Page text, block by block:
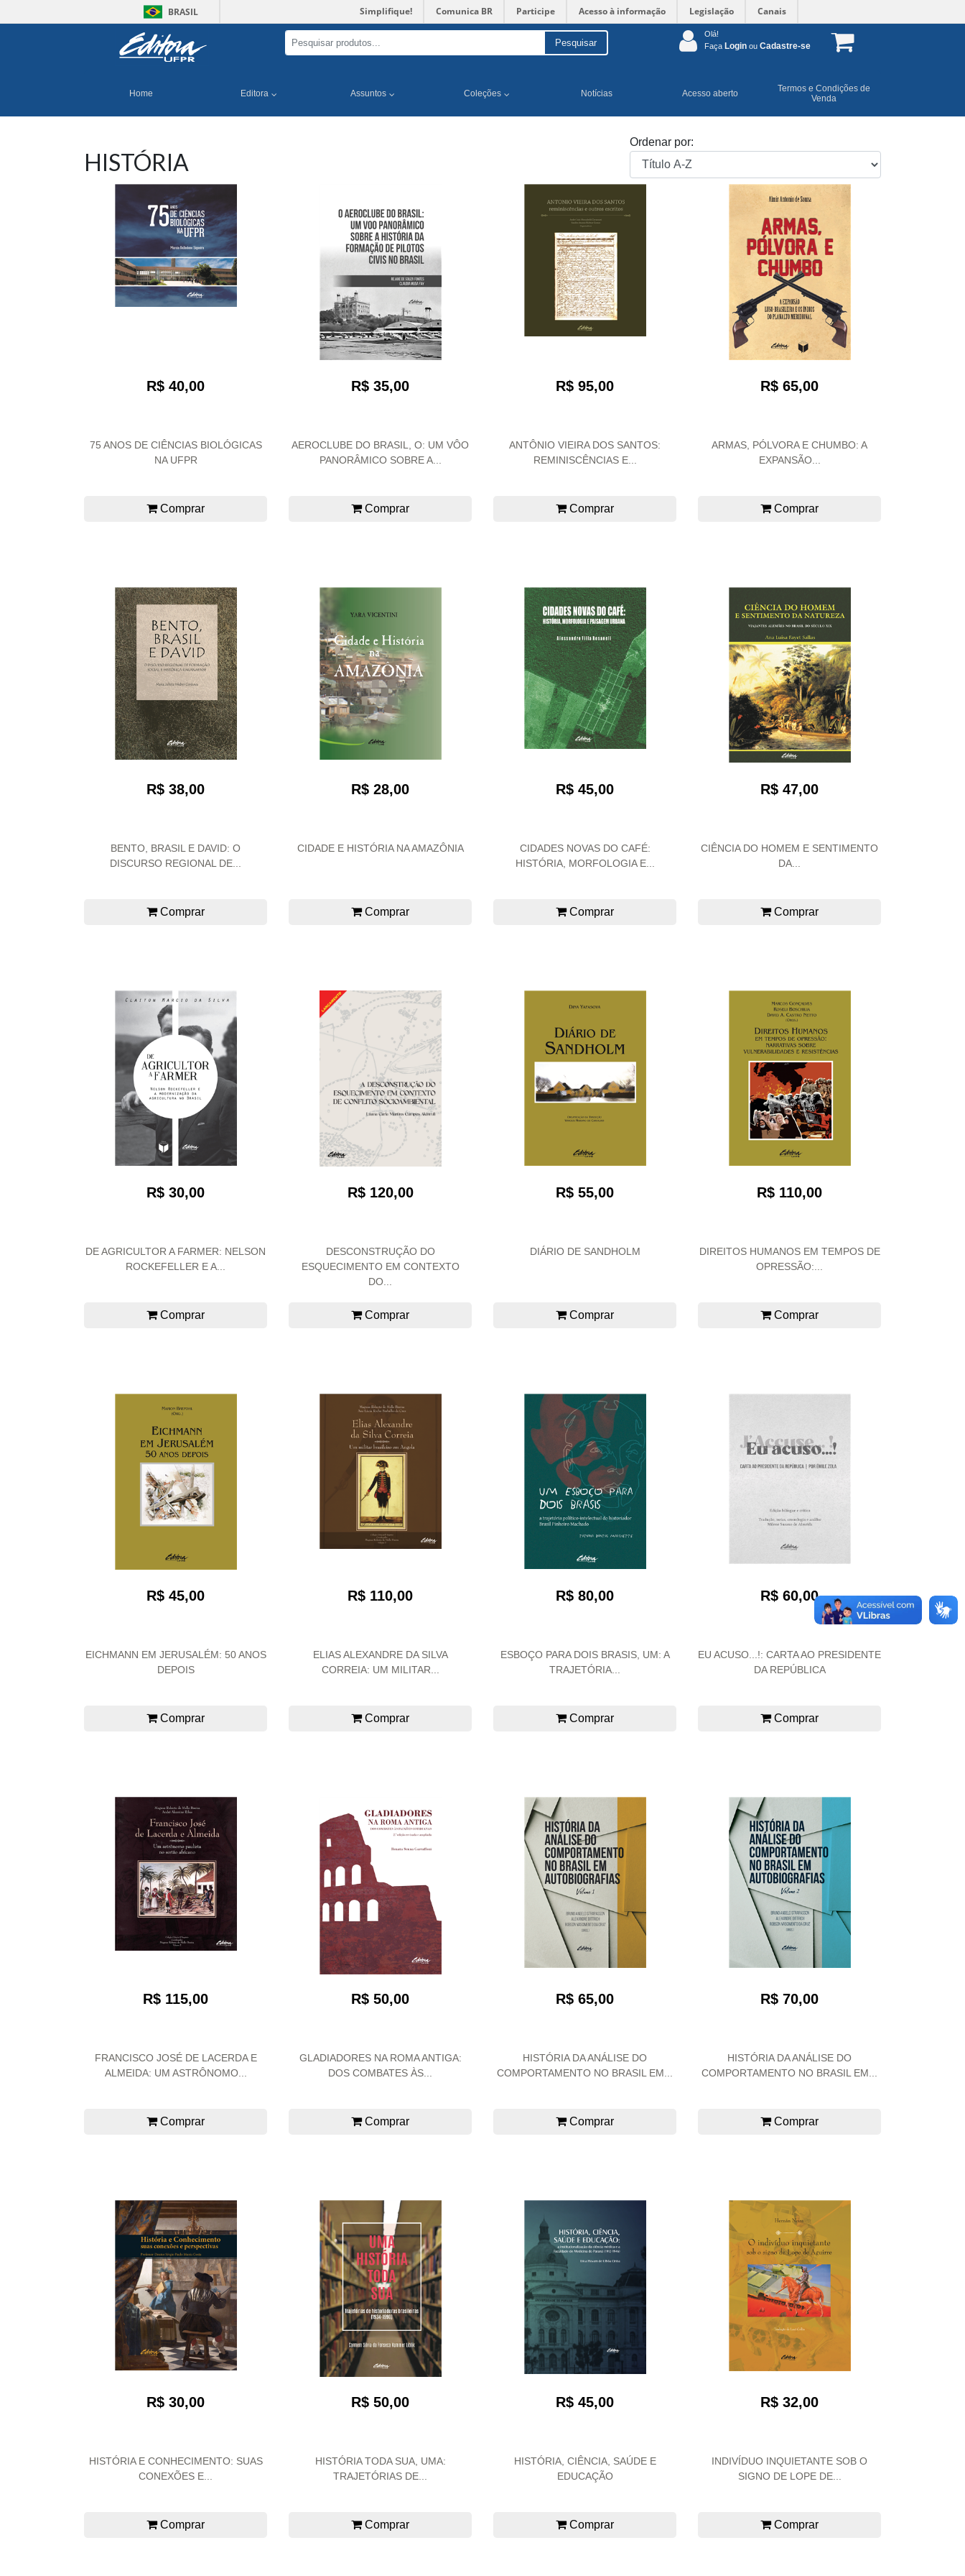
BRASIL Simplifique! Comunica BR Participe Acesso à informação Legislação Canais
Pesquisar
Olá!
Faça Login ou Cadastre-se
Home Editora Assuntos Coleções Notícias Acesso aberto
Termos e Condições de
Venda
HISTÓRIA
Ordenar por:
R$ 40,00
75 ANOS DE CIÊNCIAS BIOLÓGICAS
NA UFPR
Comprar
R$ 35,00
AEROCLUBE DO BRASIL, O: UM VÔO
PANORÂMICO SOBRE A...
Comprar
R$ 95,00
ANTÔNIO VIEIRA DOS SANTOS:
REMINISCÊNCIAS E...
Comprar
R$ 65,00
ARMAS, PÓLVORA E CHUMBO: A
EXPANSÃO...
Comprar
R$ 38,00
BENTO, BRASIL E DAVID: O
DISCURSO REGIONAL DE...
Comprar
R$ 28,00
CIDADE E HISTÓRIA NA AMAZÔNIA
Comprar
R$ 45,00
CIDADES NOVAS DO CAFÉ:
HISTÓRIA, MORFOLOGIA E...
Comprar
R$ 47,00
CIÊNCIA DO HOMEM E SENTIMENTO
DA...
Comprar
R$ 30,00
DE AGRICULTOR A FARMER: NELSON
ROCKEFELLER E A...
Comprar
R$ 120,00
DESCONSTRUÇÃO DO
ESQUECIMENTO EM CONTEXTO
DO...
Comprar
R$ 55,00
DIÁRIO DE SANDHOLM
Comprar
R$ 110,00
DIREITOS HUMANOS EM TEMPOS DE
OPRESSÃO:...
Comprar
R$ 45,00
EICHMANN EM JERUSALÉM: 50 ANOS
DEPOIS
Comprar
R$ 110,00
ELIAS ALEXANDRE DA SILVA
CORREIA: UM MILITAR...
Comprar
R$ 80,00
ESBOÇO PARA DOIS BRASIS, UM: A
TRAJETÓRIA...
Comprar
R$ 60,00
EU ACUSO...!: CARTA AO PRESIDENTE
DA REPÚBLICA
Comprar
R$ 115,00
FRANCISCO JOSÉ DE LACERDA E
ALMEIDA: UM ASTRÔNOMO...
Comprar
R$ 50,00
GLADIADORES NA ROMA ANTIGA:
DOS COMBATES ÀS...
Comprar
R$ 65,00
HISTÓRIA DA ANÁLISE DO
COMPORTAMENTO NO BRASIL EM...
Comprar
R$ 70,00
HISTÓRIA DA ANÁLISE DO
COMPORTAMENTO NO BRASIL EM...
Comprar
R$ 30,00
HISTÓRIA E CONHECIMENTO: SUAS
CONEXÕES E...
Comprar
R$ 50,00
HISTÓRIA TODA SUA, UMA:
TRAJETÓRIAS DE...
Comprar
R$ 45,00
HISTÓRIA, CIÊNCIA, SAÚDE E
EDUCAÇÃO
Comprar
R$ 32,00
INDIVÍDUO INQUIETANTE SOB O
SIGNO DE LOPE DE...
Comprar